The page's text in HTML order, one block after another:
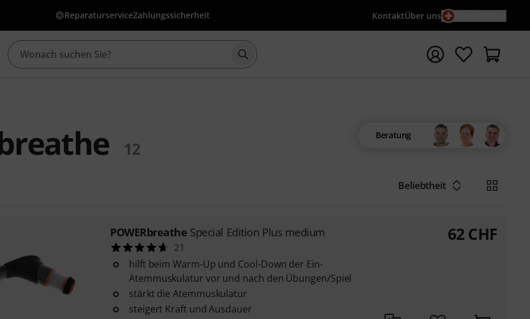
ReparaturserviceZahlungssicherheit KontaktÜber uns
Suche mit Suchwort {searchTerm} starten
12
Beratung
Beliebtheit
POWERbreathe Special Edition Plus medium
21
hilft beim Warm-Up und Cool-Down der Ein-
Atemmuskulatur vor und nach den Übungen/Spiel
stärkt die Atemmuskulatur
steigert Kraft und Ausdauer
62CHF